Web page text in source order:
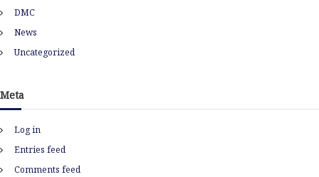
DMC
News
Uncategorized
Meta
Log in
Entries feed
Comments feed